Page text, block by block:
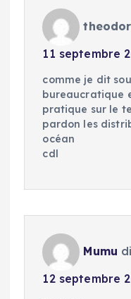
11 septembre
comme je dit
bureaucratique
pratique sur le
pardon les
océan
cdl
Mumu
12 septembre